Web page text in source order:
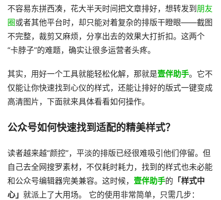
不容易东拼西凑，花大半天时间把文章排好，想转发到 朋友
圈或者其他平台时，却只能对着复杂的排版干瞪眼——截图
不完整，裁剪又麻烦，分享出去的效果大打折扣。这两个
“卡脖子”的难题，确实让很多运营者头疼。
其实，用好一个工具就能轻松化解，那就是壹伴助手。它不
仅能让你快速找到心仪的样式，还能让排好的版式一键变成
高清图片，下面就来具体看看如何操作。
公众号如何快速找到适配的精美样式？
读者越来越“颜控”，平淡的排版已经很难吸引他们停留。但
自己去全网搜罗素材，不仅耗时耗力，找到的样式也未必能
和公众号编辑器完美兼容。这时候， 壹伴助手的 「样式中
心」 就派上了大用场。 它的使用非常简单，只需几步：